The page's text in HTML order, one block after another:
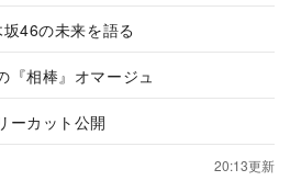
46の未来を語る
『相棒』オマージュ
ーカット公開
20:13更新